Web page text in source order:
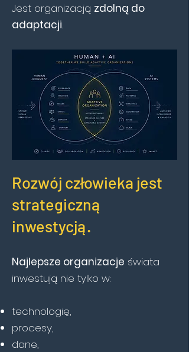
Jest organizacją zdolną do
adaptacji.
Rozwój człowieka jest
strategiczną
inwestycją.
Najlepsze organizacje świata
inwestują nie tylko w:
technologię,
procesy,
dane,